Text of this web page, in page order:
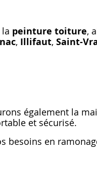
la peinture toiture,
, Illifaut, Saint-
également la
et sécurisé.
besoins en